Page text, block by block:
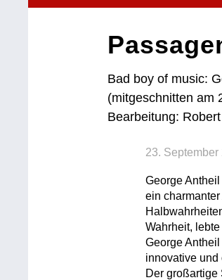
Bad boy of music:
(mitgeschnitten am
Bearbeitung:
23. September
George
ein
Wahrheit,
George
innovative und
Der